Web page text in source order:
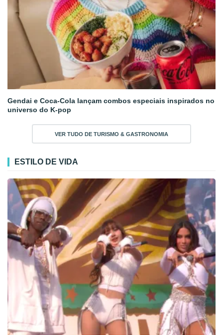
Gendai e Coca-Cola lançam combos especiais inspirados no
universo do K-pop
VER TUDO DE TURISMO & GASTRONOMIA
ESTILO DE VIDA